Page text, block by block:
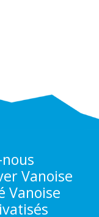
Vanoise
Vanoise